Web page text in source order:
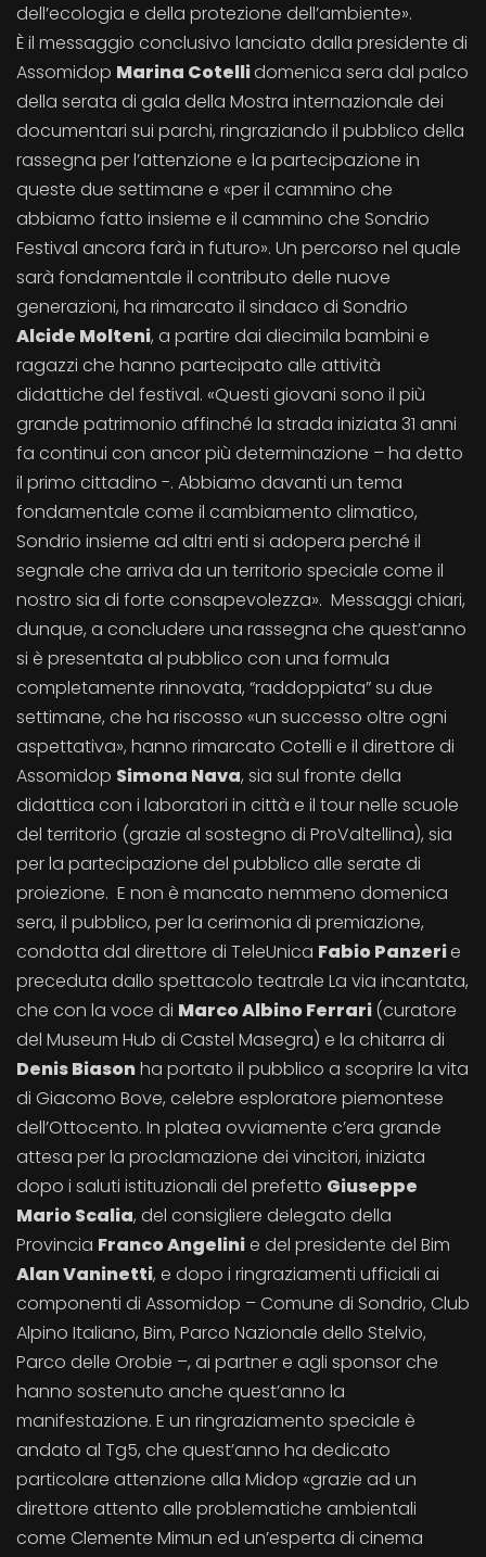
dell’ecologia e della protezione dell’ambiente».
È il messaggio conclusivo lanciato dalla presidente di
Assomidop Marina Cotellidomenica sera dal palco
della serata di gala della Mostra internazionale dei
documentari sui parchi, ringraziando il pubblico della
rassegna per l’attenzione e la partecipazione in
queste due settimane e «per il cammino che
abbiamo fatto insieme e il cammino che Sondrio
Festival ancora farà in futuro». Un percorso nel quale
sarà fondamentale il contributo delle nuove
generazioni, ha rimarcato il sindaco di Sondrio
Alcide Molteni, a partire dai diecimila bambini e
ragazzi che hanno partecipato alle attività
didattiche del festival. «Questi giovani sono il più
grande patrimonio affinché la strada iniziata 31 anni
fa continui con ancor più determinazione – ha detto
il primo cittadino -. Abbiamo davanti un tema
fondamentale come il cambiamento climatico,
Sondrio insieme ad altri enti si adopera perché il
segnale che arriva da un territorio speciale come il
nostro sia di forte consapevolezza». Messaggi chiari,
dunque, a concludere una rassegna che quest’anno
si è presentata al pubblico con una formula
completamente rinnovata, “raddoppiata” su due
settimane, che ha riscosso «un successo oltre ogni
aspettativa», hanno rimarcato Cotelli e il direttore di
Assomidop Simona Nava, sia sul fronte della
didattica con i laboratori in città e il tour nelle scuole
del territorio (grazie al sostegno di ProValtellina), sia
per la partecipazione del pubblico alle serate di
proiezione. E non è mancato nemmeno domenica
sera, il pubblico, per la cerimonia di premiazione,
condotta dal direttore di TeleUnica Fabio Panzerie
preceduta dallo spettacolo teatrale La via incantata,
che con la voce di Marco Albino Ferrari(curatore
del Museum Hub di Castel Masegra) e la chitarra di
Denis Biasonha portato il pubblico a scoprire la vita
di Giacomo Bove, celebre esploratore piemontese
dell’Ottocento. In platea ovviamente c’era grande
attesa per la proclamazione dei vincitori, iniziata
dopo i saluti istituzionali del prefetto Giuseppe
Mario Scalia, del consigliere delegato della
Provincia Franco Angelinie del presidente del Bim
Alan Vaninetti, e dopo i ringraziamenti ufficiali ai
componenti di Assomidop – Comune di Sondrio, Club
Alpino Italiano, Bim, Parco Nazionale dello Stelvio,
Parco delle Orobie –, ai partner e agli sponsor che
hanno sostenuto anche quest’anno la
manifestazione. E un ringraziamento speciale è
andato al Tg5, che quest’anno ha dedicato
particolare attenzione alla Midop «grazie ad un
direttore attento alle problematiche ambientali
come Clemente Mimun ed un’esperta di cinema